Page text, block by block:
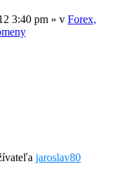
3:40 pm » v Forex,
jaroslav80